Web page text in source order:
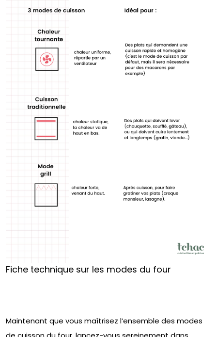
Fiche technique sur les modes du four
‍Maintenant que vous maîtrisez l’ensemble des modes